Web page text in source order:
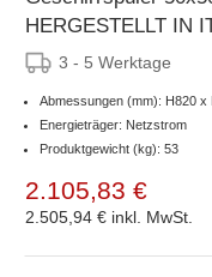
HERGESTELLT IN
Klarspüler
3 - 5 Werktage
Abmessungen (mm): H820 x
Energieträger: Netzstrom
Produktgewicht (kg): 53
2.105,83 €
2.505,94 € inkl. MwSt.